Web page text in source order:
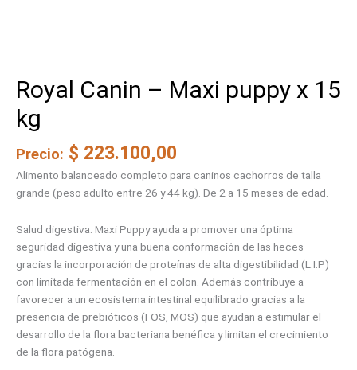
Royal Canin – Maxi puppy x 15
kg
Precio: $ 223.100,00
Alimento balanceado completo para caninos cachorros de talla
grande (peso adulto entre 26 y 44 kg). De 2 a 15 meses de edad.
Salud digestiva: Maxi Puppy ayuda a promover una óptima
seguridad digestiva y una buena conformación de las heces
gracias la incorporación de proteínas de alta digestibilidad (L.I.P)
con limitada fermentación en el colon. Además contribuye a
favorecer a un ecosistema intestinal equilibrado gracias a la
presencia de prebióticos (FOS, MOS) que ayudan a estimular el
desarrollo de la flora bacteriana benéfica y limitan el crecimiento
de la flora patógena.